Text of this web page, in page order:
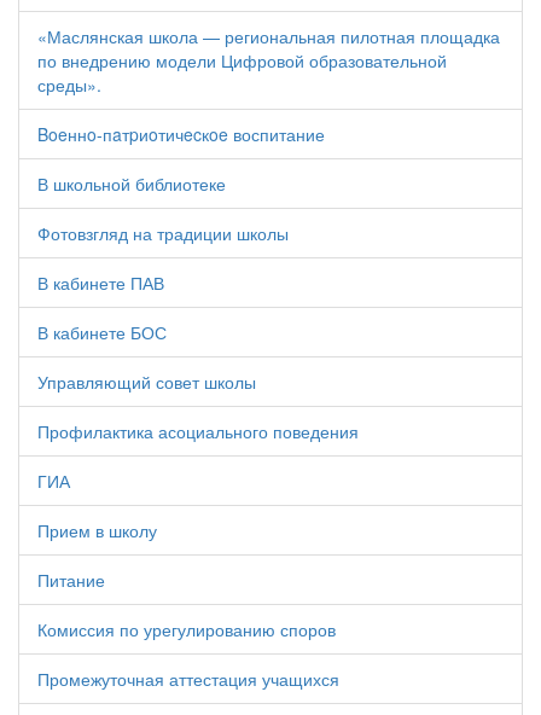
«Маслянская школа — региональная пилотная площадка
по внедрению модели Цифровой образовательной
среды».
Boeннo-пaтpиoтичecкoe воспитание
В школьной библиотеке
Фотовзгляд на традиции школы
В кабинете ПАВ
В кабинете БОС
Управляющий совет школы
Профилактика асоциального поведения
ГИА
Прием в школу
Питание
Комиссия по урегулированию споров
Промежуточная аттестация учащихся